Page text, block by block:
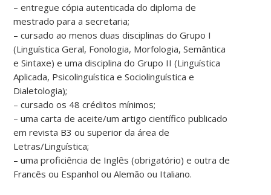
– entregue cópia autenticada do diploma de
mestrado para a secretaria;
– cursado ao menos duas disciplinas do Grupo I
(Linguística Geral, Fonologia, Morfologia, Semântica
e Sintaxe) e uma disciplina do Grupo II (Linguística
Aplicada, Psicolinguística e Sociolinguística e
Dialetologia);
– cursado os 48 créditos mínimos;
– uma carta de aceite/um artigo científico publicado
em revista B3 ou superior da área de
Letras/Linguística;
– uma proficiência de Inglês (obrigatório) e outra de
Francês ou Espanhol ou Alemão ou Italiano.